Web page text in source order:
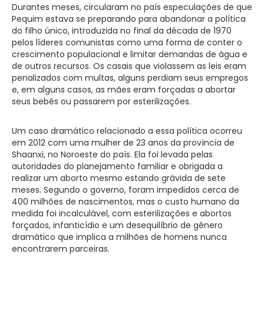
Durantes meses, circularam no país especulações de que
Pequim estava se preparando para abandonar a política
do filho único, introduzida no final da década de 1970
pelos líderes comunistas como uma forma de conter o
crescimento populacional e limitar demandas de água e
de outros recursos. Os casais que violassem as leis eram
penalizados com multas, alguns perdiam seus empregos
e, em alguns casos, as mães eram forçadas a abortar
seus bebês ou passarem por esterilizações.
Um caso dramático relacionado a essa política ocorreu
em 2012 com uma mulher de 23 anos da província de
Shaanxi, no Noroeste do país. Ela foi levada pelas
autoridades do planejamento familiar e obrigada a
realizar um aborto mesmo estando grávida de sete
meses. Segundo o governo, foram impedidos cerca de
400 milhões de nascimentos, mas o custo humano da
medida foi incalculável, com esterilizações e abortos
forçados, infanticídio e um desequilíbrio de gênero
dramático que implica a milhões de homens nunca
encontrarem parceiras.